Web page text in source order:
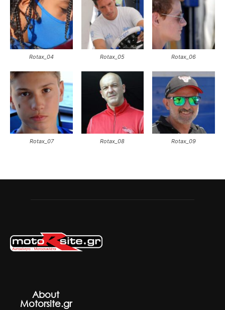
Rotax_04 Rotax_05 Rotax_06
Rotax_07 Rotax_08 Rotax_09
About
Motorsite.gr